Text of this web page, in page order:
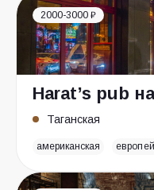
2000-3000 ₽
Harat’s pub
Таганская
американская